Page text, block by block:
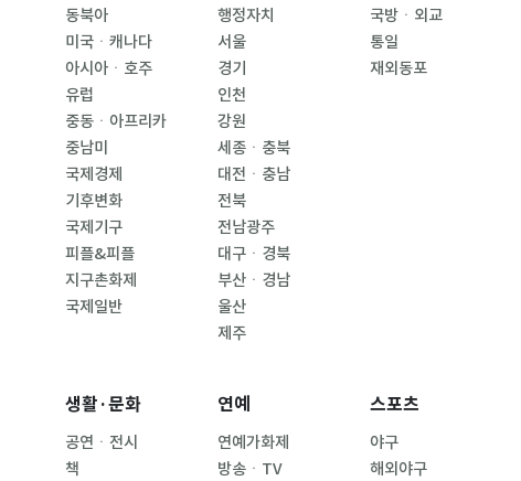
동북아
미국ㆍ캐나다
아시아ㆍ호주
유럽
중동ㆍ아프리카
중남미
국제경제
기후변화
국제기구
피플&피플
지구촌화제
국제일반
행정자치
서울
경기
인천
강원
세종ㆍ충북
대전ㆍ충남
전북
전남광주
대구ㆍ경북
부산ㆍ경남
울산
제주
국방ㆍ외교
통일
재외동포
생활·문화
공연ㆍ전시
책
연예
연예가화제
방송ㆍTV
스포츠
야구
해외야구